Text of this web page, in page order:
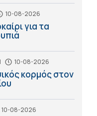
10-08-2026
για τα
| 10-08-2026
κορμός στον
10-08-2026